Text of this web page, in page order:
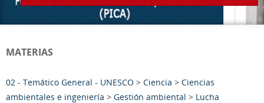
MATERIAS
02 - Temático General - UNESCO > Ciencia > Ciencias
ambientales e ingeniería > Gestión ambiental > Lucha